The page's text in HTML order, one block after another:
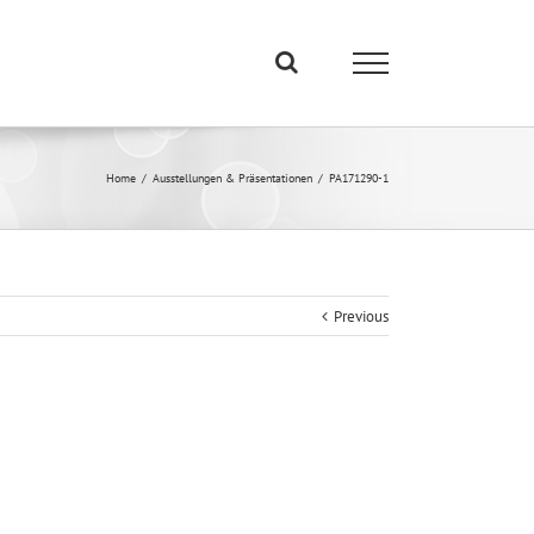
Home / Ausstellungen & Präsentationen / PA171290-1
Previous